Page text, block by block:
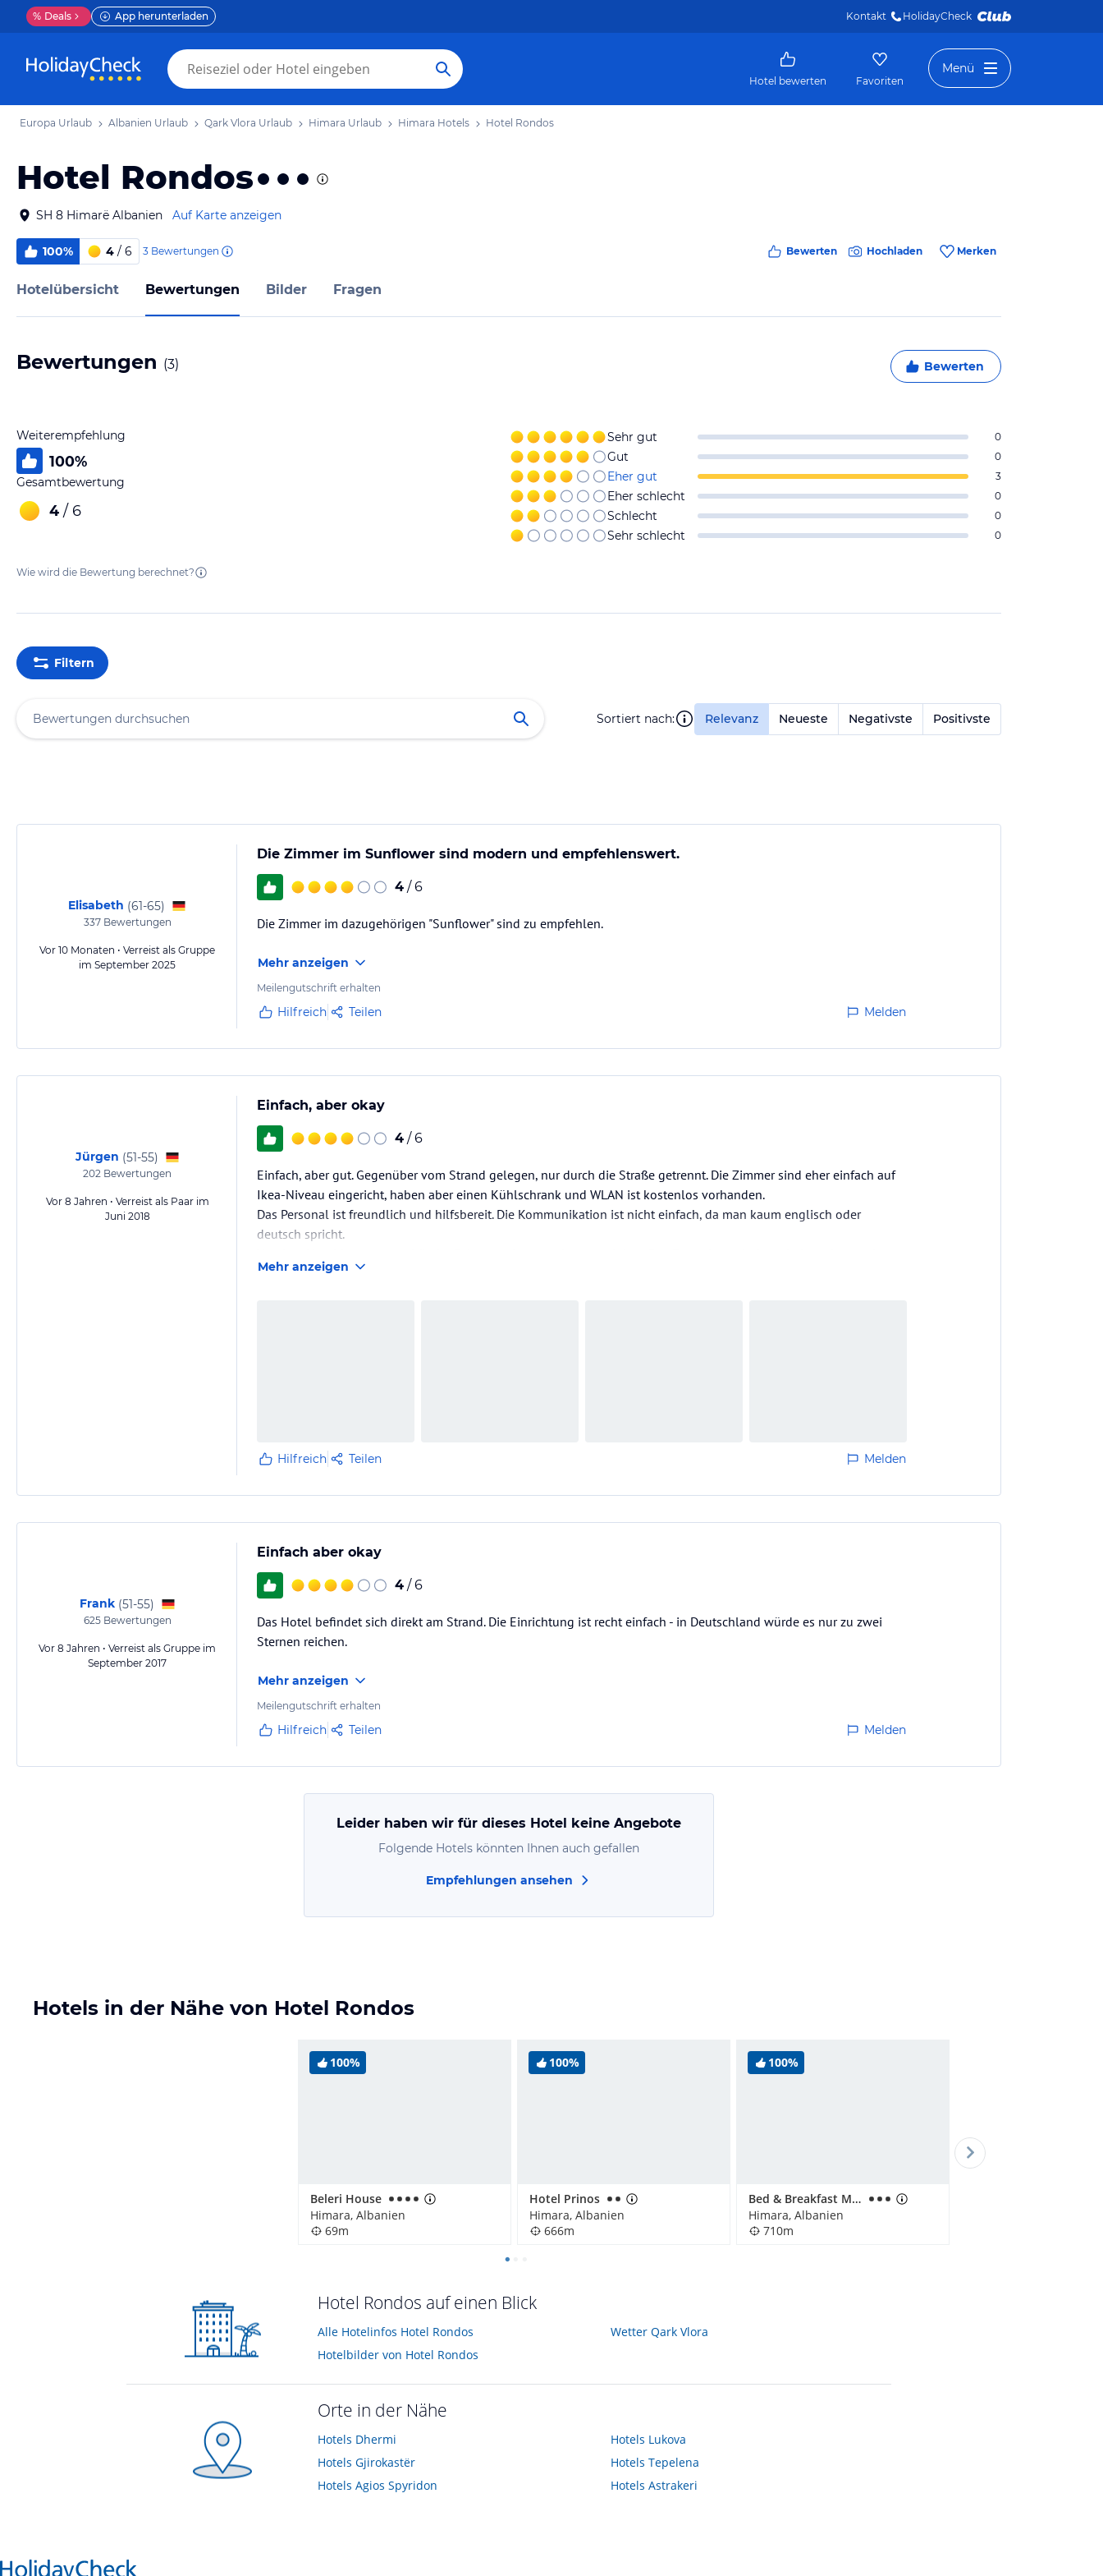
% Deals App herunterladen Kontakt HolidayCheck
Hotel bewerten Favoriten
Menü
Europa Urlaub Albanien Urlaub Qark Vlora Urlaub Himara Urlaub Himara Hotels Hotel Rondos
Hotel Rondos
SH 8 Himarë Albanien Auf Karte anzeigen
100% 4 / 6 3 Bewertungen Bewerten Hochladen Merken
Hotelübersicht Bewertungen Bilder Fragen
Bewertungen (3) Bewerten
Weiterempfehlung
100%
Gesamtbewertung
4 / 6
Sehr gut 0
Gut 0
Eher gut 3
Eher schlecht 0
Schlecht 0
Sehr schlecht 0
Wie wird die Bewertung berechnet?
Filtern
Sortiert nach: Relevanz Neueste Negativste Positivste
Elisabeth (61-65)
337Bewertungen
Vor 10 Monaten • Verreist als Gruppe
im September 2025
Die Zimmer im Sunflower sind modern und empfehlenswert.
4 / 6
Die Zimmer im dazugehörigen "Sunflower" sind zu empfehlen.
Mehr anzeigen
Meilengutschrift erhalten
Hilfreich Teilen Melden
Jürgen (51-55)
202 Bewertungen
Vor 8 Jahren • Verreist als Paar im
Juni 2018
Einfach, aber okay
4 / 6
Einfach, aber gut. Gegenüber vom Strand gelegen, nur durch die Straße getrennt. Die Zimmer sind eher einfach auf
Ikea-Niveau eingericht, haben aber einen Kühlschrank und WLAN ist kostenlos vorhanden.
Das Personal ist freundlich und hilfsbereit. Die Kommunikation ist nicht einfach, da man kaum englisch oder
deutsch spricht.
Frühstück. 2 Sterne wären angebracht.
Mehr anzeigen
Hilfreich Teilen Melden
Frank (51-55)
625Bewertungen
Vor 8 Jahren • Verreist als Gruppe im
September 2017
Einfach aber okay
4 / 6
Das Hotel befindet sich direkt am Strand. Die Einrichtung ist recht einfach - in Deutschland würde es nur zu zwei
Sternen reichen.
Mehr anzeigen
Meilengutschrift erhalten
Hilfreich Teilen Melden
Leider haben wir für dieses Hotel keine Angebote
Folgende Hotels könnten Ihnen auch gefallen
Empfehlungen ansehen
Hotels in der Nähe von Hotel Rondos
100%
Beleri House
Himara, Albanien
69m
100%
Hotel Prinos
Himara, Albanien
666m
100%
Bed & Breakfast Mare
Himara, Albanien
710m
Hotel Rondos auf einen Blick
Alle Hotelinfos Hotel Rondos
Hotelbilder von Hotel Rondos
Wetter Qark Vlora
Orte in der Nähe
Hotels Dhermi
Hotels Gjirokastër
Hotels Agios Spyridon
Hotels Lukova
Hotels Tepelena
Hotels Astrakeri